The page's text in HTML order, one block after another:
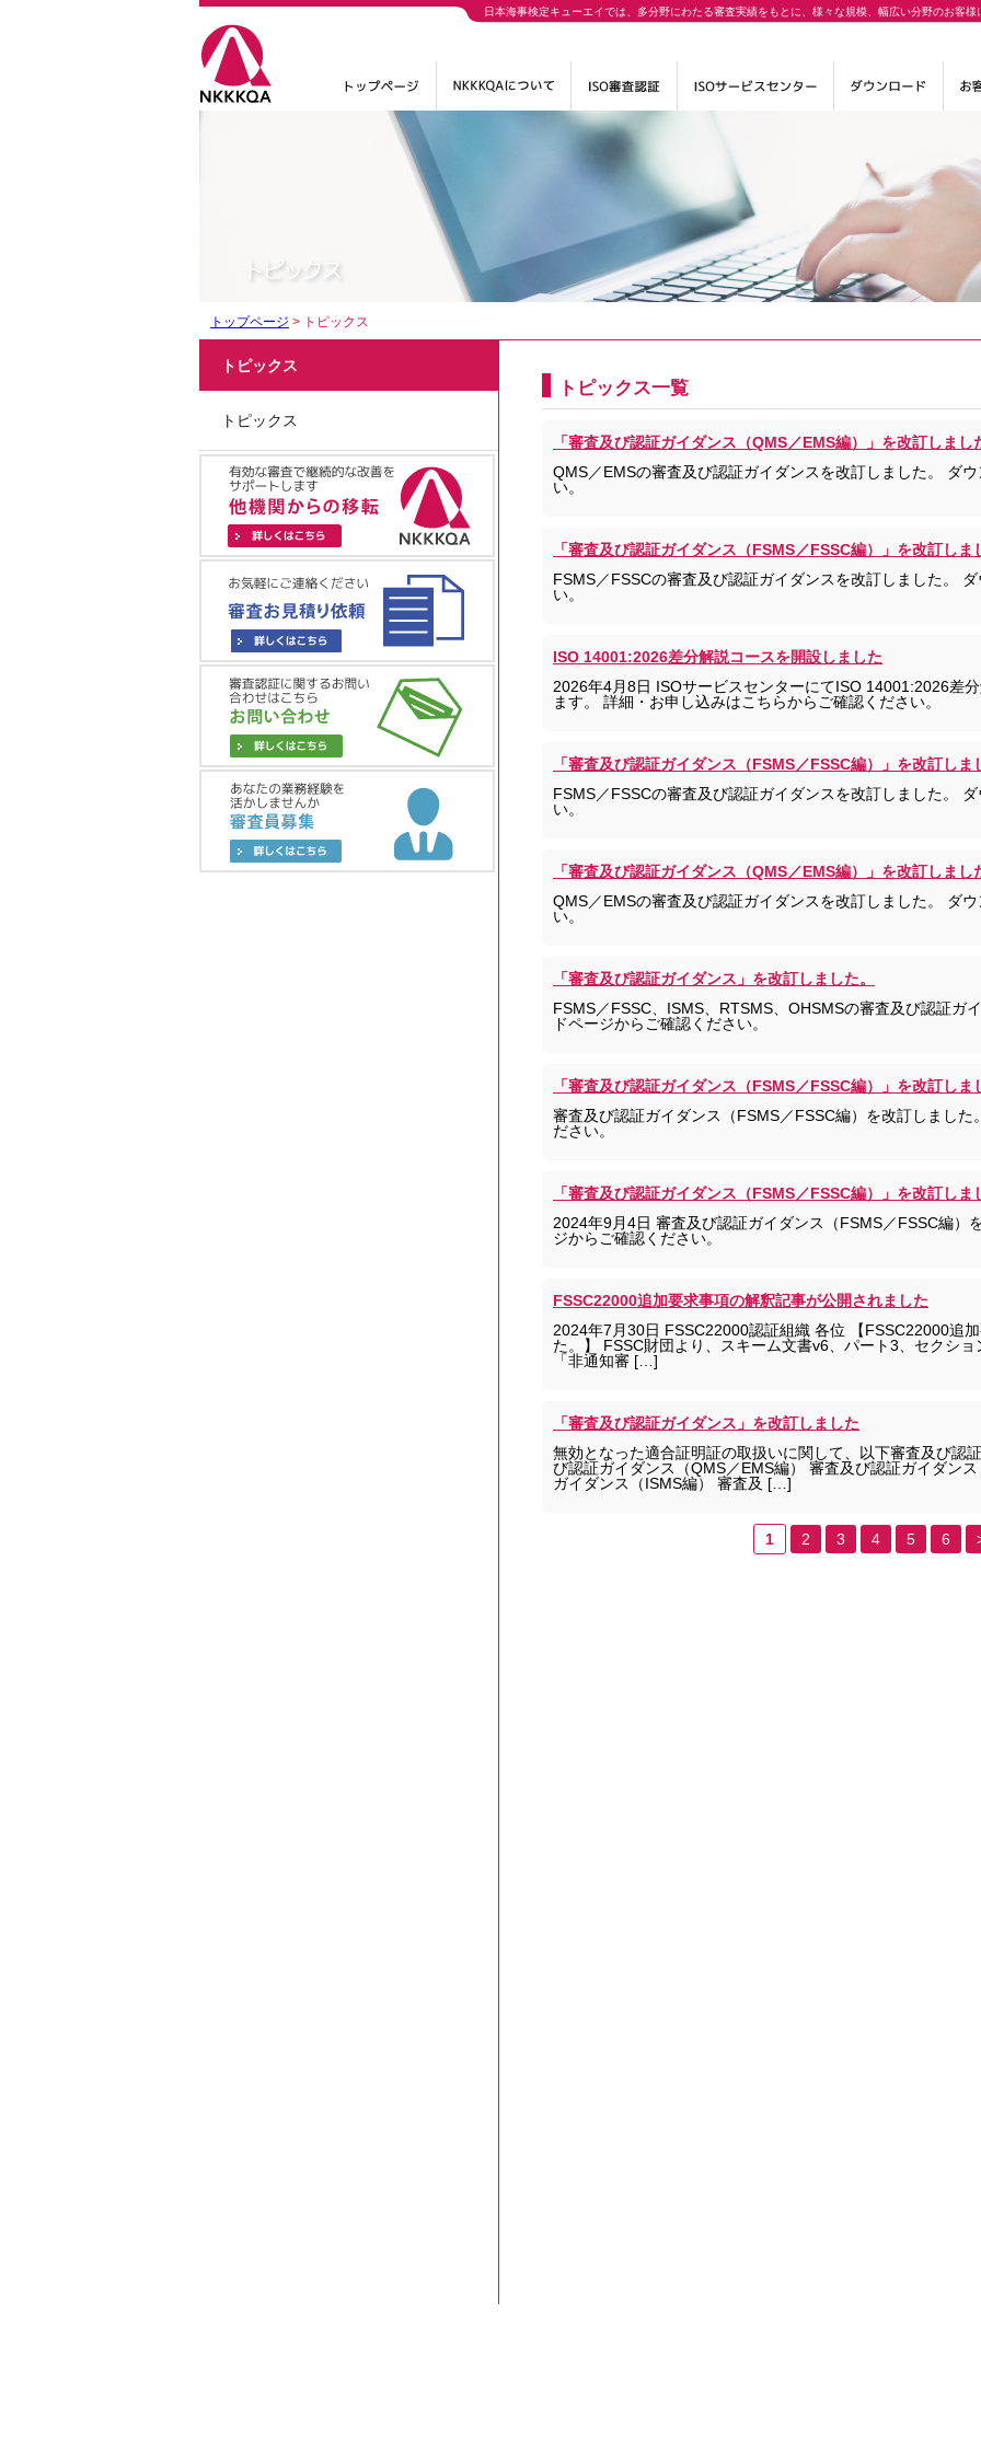
日本海事検定キューエイでは、多分野にわたる審査実績をもとに、様々な規模、幅広い分野のお客
トップページ > トピックス
トピックス
トピックス
トピックス一覧
「審査及び認証ガイダンス（QMS／EMS編）」を改訂しまし
QMS／EMSの審査及び認証ガイダンスを改訂しました。 ダ
い。
「審査及び認証ガイダンス（FSMS／FSSC編）」を改訂しま
FSMS／FSSCの審査及び認証ガイダンスを改訂しました。
い。
ISO 14001:2026差分解説コースを開設しました
2026年4月8日 ISOサービスセンターにてISO 14001:2026差
ます。 詳細・お申し込みはこちらからご確認ください。
「審査及び認証ガイダンス（FSMS／FSSC編）」を改訂しま
FSMS／FSSCの審査及び認証ガイダンスを改訂しました。
い。
「審査及び認証ガイダンス（QMS／EMS編）」を改訂しまし
QMS／EMSの審査及び認証ガイダンスを改訂しました。 ダ
い。
「審査及び認証ガイダンス」を改訂しました。
FSMS／FSSC、ISMS、RTSMS、OHSMSの審査及び認証ガ
ドページからご確認ください。
「審査及び認証ガイダンス（FSMS／FSSC編）」を改訂しま
審査及び認証ガイダンス（FSMS／FSSC編）を改訂しまし
ださい。
「審査及び認証ガイダンス（FSMS／FSSC編）」を改訂しま
2024年9月4日 審査及び認証ガイダンス（FSMS／FSSC編）
ジからご確認ください。
FSSC22000追加要求事項の解釈記事が公開されました
2024年7月30日 FSSC22000認証組織 各位 【FSSC22000追
た。】 FSSC財団より、スキーム文書v6、パート3、セクシ
「非通知審 […]
「審査及び認証ガイダンス」を改訂しました
無効となった適合証明証の取扱いに関して、以下審査及び認
び認証ガイダンス（QMS／EMS編） 審査及び認証ガイダン
ガイダンス（ISMS編） 審査及 […]
1 2 3 4 5 6